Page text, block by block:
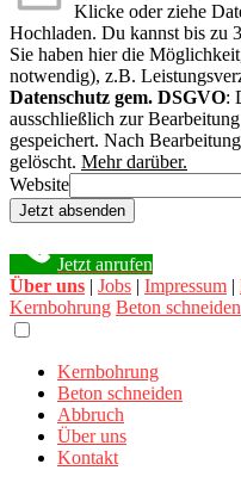
Klicke oder ziehe
Hochladen. Du kannst bis zu
Sie haben hier die
notwendig), z.B.
Datenschutz gem. DSGVO:
ausschließlich zur
gespeichert. Nach
gelöscht. Mehr darüber.
Website
Jetzt absenden
Jetzt anrufen
Über uns | Jobs | Impressum |
Kernbohrung Beton schneiden
Kernbohrung
Beton schneiden
Abbruch
Über uns
Kontakt